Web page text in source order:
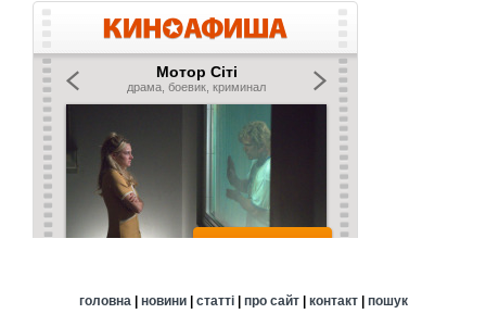
головна | новини| статті| про сайт| контакт| пошук